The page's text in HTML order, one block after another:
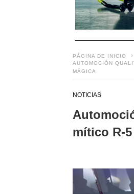
PÁGINA DE INICIO
AUTOMOCIÓN
MÁGICA
NOTICIAS
mítico R-